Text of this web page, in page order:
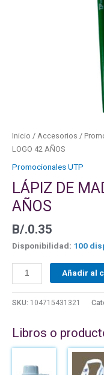
Inicio / Accesorios /
LOGO 42 AÑOS
Promocionales UTP
LÁPIZ DE
AÑOS
B/.0.35
Disponibilidad: 100
Añadir al
SKU: 104715431321
Libros o
producto